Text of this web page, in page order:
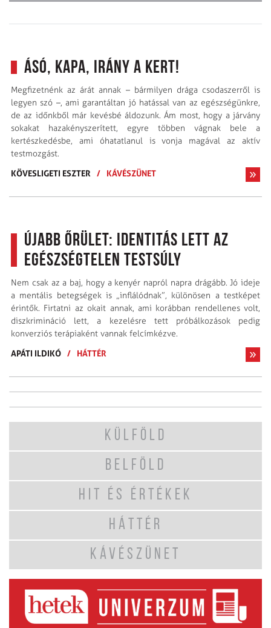
Ásó, kapa, irány a kert!
Megfizetnénk az árát annak – bármilyen drága csodaszerről is
legyen szó –, ami garantáltan jó hatással van az egészségünkre,
de az időnkből már kevésbé áldozunk. Ám most, hogy a járvány
sokakat hazakényszerített, egyre többen vágnak bele a
kertészkedésbe, ami óhatatlanul is vonja magával az aktív
testmozgást.
KÖVESLIGETI ESZTER
/ KÁVÉSZÜNET
Újabb őrület: identitás lett az
egészségtelen testsúly
Nem csak az a baj, hogy a kenyér napról napra drágább. Jó ideje
a mentális betegségek is „inflálódnak”, különösen a testképet
érintők. Firtatni az okait annak, ami korábban rendellenes volt,
diszkrimináció lett, a kezelésre tett próbálkozások pedig
konverziós terápiaként vannak felcímkézve.
APÁTI ILDIKÓ / HÁTTÉR
KÜLFÖLD
BELFÖLD
HIT ÉS ÉRTÉKEK
HÁTTÉR
KÁVÉSZÜNET